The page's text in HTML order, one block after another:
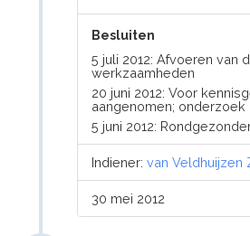
Besluiten
5 juli 2012: Afvoeren van
werkzaamheden
20 juni 2012: Voor
aangenomen; onderzoek
5 juni 2012:
Indiener:van Veldhuijzen
30 mei 2012